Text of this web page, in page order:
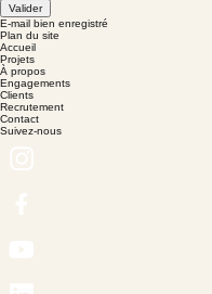
Valider
E-mail bien enregistré
Plan du site
Accueil
Projets
À propos
Engagements
Clients
Recrutement
Contact
Suivez-nous